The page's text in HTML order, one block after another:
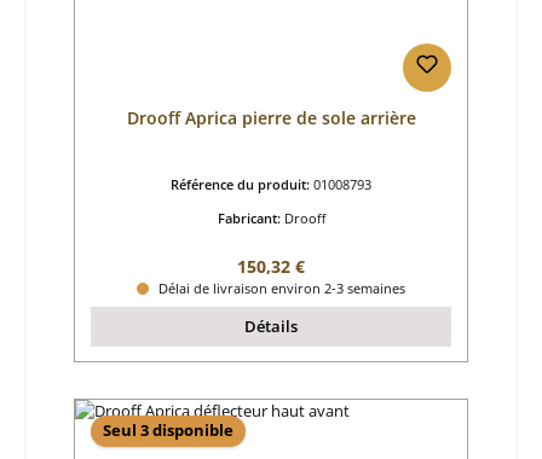
Drooff Aprica pierre de sole arrière
Référence du produit: 01008793
Fabricant: Drooff
Prix régulier :
150,32 €
Délai de livraison environ 2-3 semaines
Détails
Seul 3 disponible